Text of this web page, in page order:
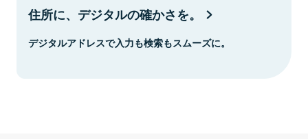
住所に、デジタルの確かさを。
デジタルアドレスで入力も検索もスムーズに。